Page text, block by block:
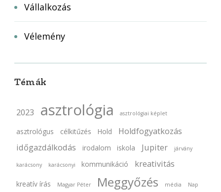
Vállalkozás
Vélemény
Témák
2023 asztrológia asztrológiai képlet
asztrológus célkitűzés Hold
Holdfogyatkozás
időgazdálkodás
irodalom iskola Jupiter járvány
karácsony karácsonyi kommunikáció kreativitás
kreatív írás Magyar Péter Meggyőzés média Nap